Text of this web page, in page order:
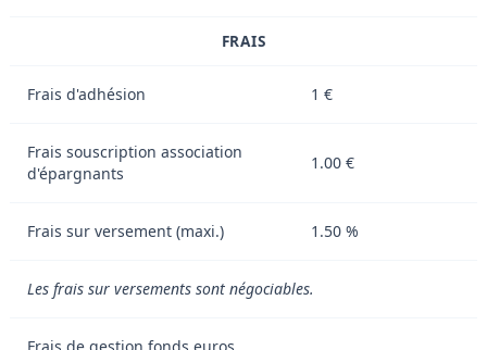
FRAIS
Frais d'adhésion 1 €
Frais souscription association
d'épargnants
1.00 €
Frais sur versement (maxi.) 1.50 %
Les frais sur versements sont négociables.